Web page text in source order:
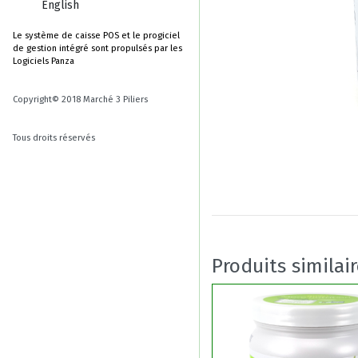
English
Le système de caisse POS et le progiciel
de gestion intégré sont propulsés par les
Logiciels Panza
Copyright© 2018 Marché 3 Piliers
Tous droits réservés
Produits